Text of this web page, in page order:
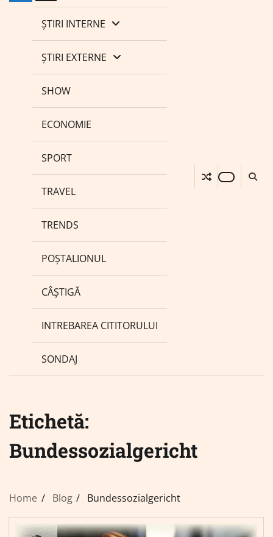
ȘTIRI INTERNE
ȘTIRI EXTERNE
SHOW
ECONOMIE
SPORT
TRAVEL
TRENDS
POȘTALIONUL
CÂȘTIGĂ
INTREBAREA CITITORULUI
SONDAJ
Etichetă:
Bundessozialgericht
Home Blog Bundessozialgericht